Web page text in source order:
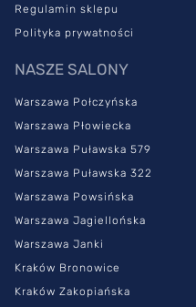
Regulamin sklepu
Polityka prywatności
NASZE SALONY
Warszawa Połczyńska
Warszawa Płowiecka
Warszawa Puławska 579
Warszawa Puławska 322
Warszawa Powsińska
Warszawa Jagiellońska
Warszawa Janki
Kraków Bronowice
Kraków Zakopiańska